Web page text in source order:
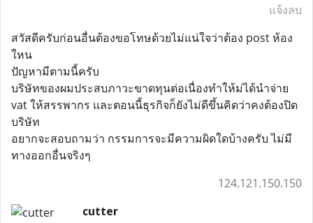
แจ้งลบ
สวัสดีครับก่อนอื่นต้องขอโทษด้วยไม่แน่ใจว่าต้อง post ห้อง
ใหน
ปัญหามีตามนี้ครับ
บริษัทของผมประสบภาวะขาดทุนต่อเนื่องทำให้ม่ได้นำจ่าย
vat ให้สรรพากร และตอนนี้ธุรกิจก็ยังไม่ดีขึ้นคิดว่าคงต้องปิด
บริษัท
อยากจะสอบถามว่า กรรมการจะมีความผิดใดบ้างครับ ไม่มี
ทางออกอื่นจริงๆ
124.121.150.150
cutter